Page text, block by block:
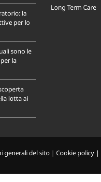
la
per lo
sono le
la
lotta ai
Long Term Care
generali del sito | Cookie policy |